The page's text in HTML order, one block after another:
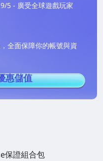
5 - 廣受全球遊戲玩家
全面保障你的帳號與資
惠儲值
保證組合包